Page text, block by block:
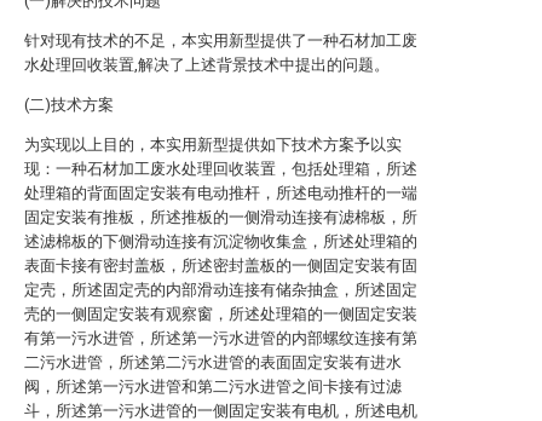
针对现有技术的不足，本实用新型提供了一种石材加工废
水处理回收装置,解决了上述背景技术中提出的问题。
(二)技术方案
为实现以上目的，本实用新型提供如下技术方案予以实
现：一种石材加工废水处理回收装置，包括处理箱，所述
处理箱的背面固定安装有电动推杆，所述电动推杆的一端
固定安装有推板，所述推板的一侧滑动连接有滤棉板，所
述滤棉板的下侧滑动连接有沉淀物收集盒，所述处理箱的
表面卡接有密封盖板，所述密封盖板的一侧固定安装有固
定壳，所述固定壳的内部滑动连接有储杂抽盒，所述固定
壳的一侧固定安装有观察窗，所述处理箱的一侧固定安装
有第一污水进管，所述第一污水进管的内部螺纹连接有第
二污水进管，所述第二污水进管的表面固定安装有进水
阀，所述第一污水进管和第二污水进管之间卡接有过滤
斗，所述第一污水进管的一侧固定安装有电机，所述电机